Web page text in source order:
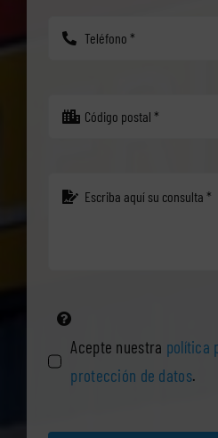
Acepte nuestra política
protección de datos.